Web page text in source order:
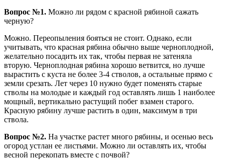
Вопрос №1. Можно ли рядом с красной рябиной сажать
черную?
Можно. Переопыления бояться не стоит. Однако, если
учитывать, что красная рябина обычно выше черноплодной,
желательно посадить их так, чтобы первая не затеняла
вторую. Черноплодная рябина хорошо ветвится, но лучше
вырастить с куста не более 3-4 стволов, а остальные прямо с
земли срезать. Лет через 10 нужно будет поменять старые
стволы на молодые и каждый год оставлять лишь 1 наиболее
мощный, вертикально растущий побег взамен старого.
Красную рябину лучше растить в один, максимум в три
ствола.
Вопрос №2. На участке растет много рябины, и осенью весь
огород устлан ее листьями. Можно ли оставлять их, чтобы
весной перекопать вместе с почвой?